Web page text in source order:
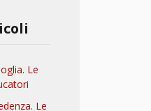
Le
Le